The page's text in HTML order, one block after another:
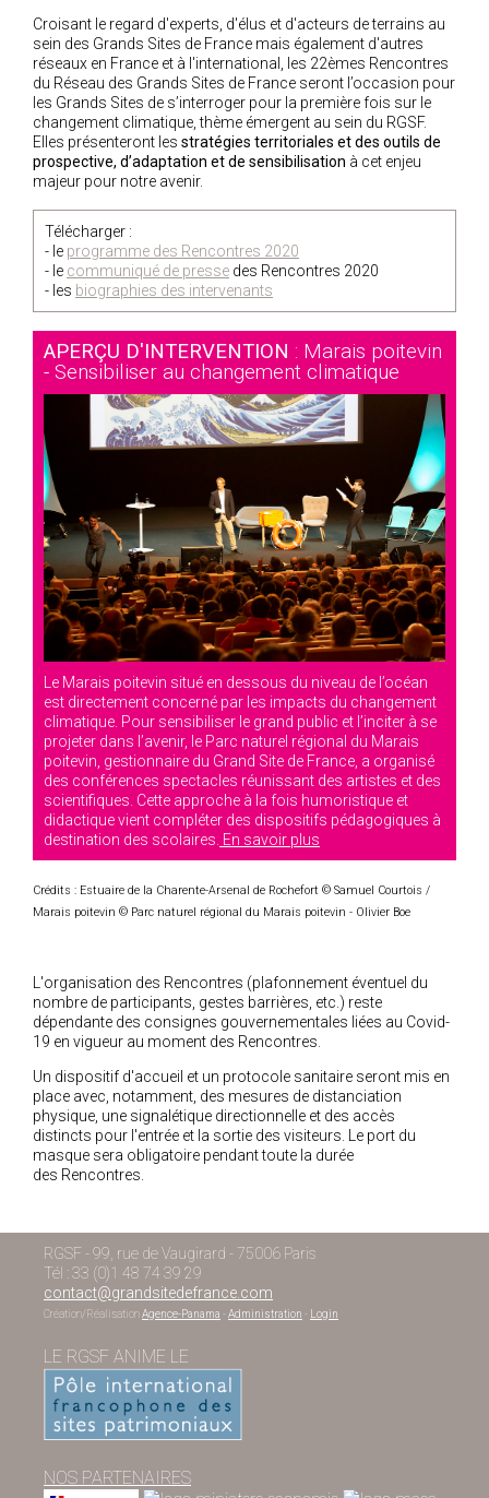
Croisant le regard d'experts, d'élus et d'acteurs de terrains au
sein des Grands Sites de France mais également d'autres
réseaux en France et à l'international, les 22èmes Rencontres
du Réseau des Grands Sites de France seront l’occasion pour
les Grands Sites de s’interroger pour la première fois sur le
changement climatique, thème émergent au sein du RGSF.
Elles présenteront les stratégies territoriales et des outils de
prospective, d’adaptation et de sensibilisation à cet enjeu
majeur pour notre avenir.
Télécharger :
- le programme des Rencontres 2020
- le communiqué de presse des Rencontres 2020
- les biographies des intervenants
APERÇU D'INTERVENTION : Marais poitevin
- Sensibiliser au changement climatique
Le Marais poitevin situé en dessous du niveau de l’océan
est directement concerné par les impacts du changement
climatique. Pour sensibiliser le grand public et l’inciter à se
projeter dans l’avenir, le Parc naturel régional du Marais
poitevin, gestionnaire du Grand Site de France, a organisé
des conférences spectacles réunissant des artistes et des
scientifiques. Cette approche à la fois humoristique et
didactique vient compléter des dispositifs pédagogiques à
destination des scolaires. En savoir plus
Crédits : Estuaire de la Charente-Arsenal de Rochefort © Samuel Courtois /
Marais poitevin © Parc naturel régional du Marais poitevin - Olivier Boe
L'organisation des Rencontres (plafonnement éventuel du
nombre de participants, gestes barrières, etc.) reste
dépendante des consignes gouvernementales liées au Covid-
19 en vigueur au moment des Rencontres.
Un dispositif d'accueil et un protocole sanitaire seront mis en
place avec, notamment, des mesures de distanciation
physique, une signalétique directionnelle et des accès
distincts pour l'entrée et la sortie des visiteurs. Le port du
masque sera obligatoire pendant toute la durée
des Rencontres.
RGSF - 99, rue de Vaugirard - 75006 Paris
Tél : 33 (0)1 48 74 39 29
contact@grandsitedefrance.com
Création/RéalisationAgence-Panama - Administration - Login
LE RGSF ANIME LE
NOS PARTENAIRES